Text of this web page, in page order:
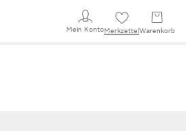
Mein KontoMerkzettel Warenkorb